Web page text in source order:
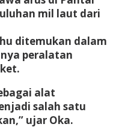
mil laut dari
ditemukan dalam
peralatan
alat
salah satu
ujar Oka.